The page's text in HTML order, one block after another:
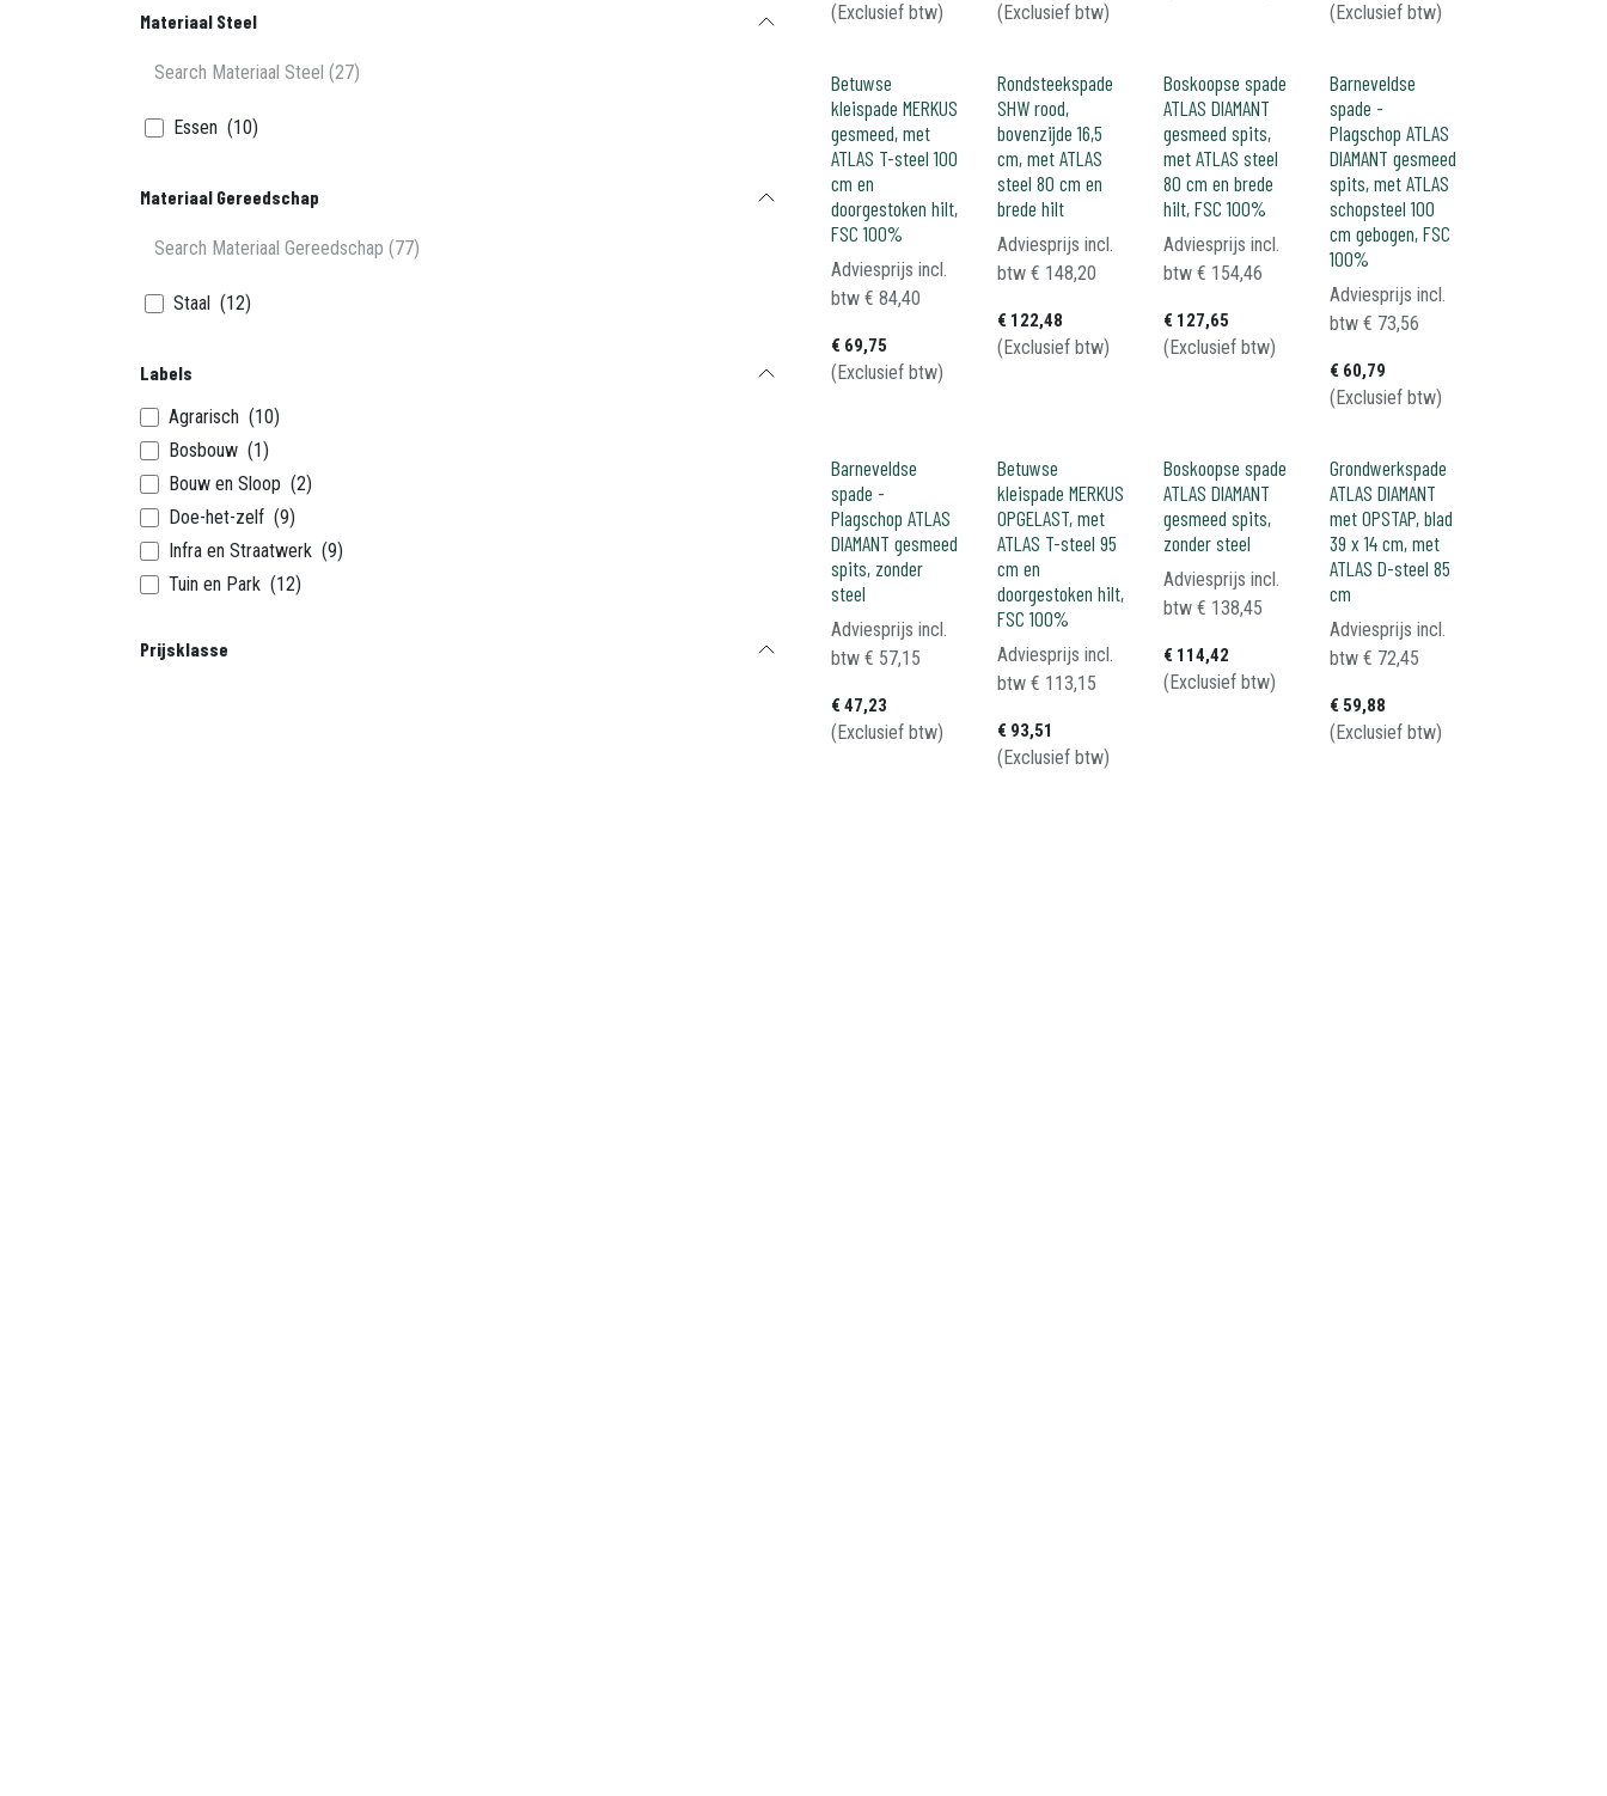
Materiaal Steel
Essen (10)
Materiaal Gereedschap
Staal (12)
Labels
Agrarisch (10)
Bosbouw (1)
Bouw en Sloop (2)
Doe-het-zelf (9)
Infra en Straatwerk (9)
Tuin en Park (12)
Prijsklasse
(Exclusief btw) (Exclusief btw) (Exclusief btw)
Betuwse
kleispade MERKUS
gesmeed, met
ATLAS T-steel 100
cm en
doorgestoken hilt,
FSC 100%
€ 69,75
(Exclusief btw)
Adviesprijs incl.
btw € 84,40
Rondsteekspade
SHW rood,
bovenzijde 16,5
cm, met ATLAS
steel 80 cm en
brede hilt
€ 122,48
(Exclusief btw)
Adviesprijs incl.
btw € 148,20
Boskoopse spade
ATLAS DIAMANT
gesmeed spits,
met ATLAS steel
80 cm en brede
hilt, FSC 100%
€ 127,65
(Exclusief btw)
Adviesprijs incl.
btw € 154,46
Barneveldse
spade -
Plagschop ATLAS
DIAMANT gesmeed
spits, met ATLAS
schopsteel 100
cm gebogen, FSC
100%
€ 60,79
(Exclusief btw)
Adviesprijs incl.
btw € 73,56
Barneveldse
spade -
Plagschop ATLAS
DIAMANT gesmeed
spits, zonder
steel
€ 47,23
(Exclusief btw)
Adviesprijs incl.
btw € 57,15
Betuwse
kleispade MERKUS
OPGELAST, met
ATLAS T-steel 95
cm en
doorgestoken hilt,
FSC 100%
€ 93,51
(Exclusief btw)
Adviesprijs incl.
btw € 113,15
Boskoopse spade
ATLAS DIAMANT
gesmeed spits,
zonder steel
€ 114,42
(Exclusief btw)
Adviesprijs incl.
btw € 138,45
Grondwerkspade
ATLAS DIAMANT
met OPSTAP, blad
39 x 14 cm, met
ATLAS D-steel 85
cm
€ 59,88
(Exclusief btw)
Adviesprijs incl.
btw € 72,45